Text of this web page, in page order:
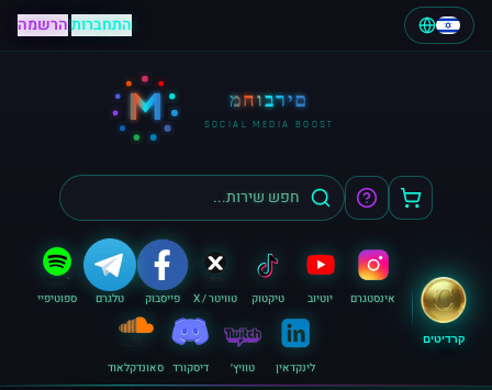
התחברות|הרשמה
M מחוברים
SOCIAL MEDIA BOOST
קרדיטים
אינסטגרם יוטיוב טיקטוק טוויטר / X פייסבוק טלגרם ספוטיפיי
לינקדאין טוויץ׳ דיסקורד סאונדקלאוד